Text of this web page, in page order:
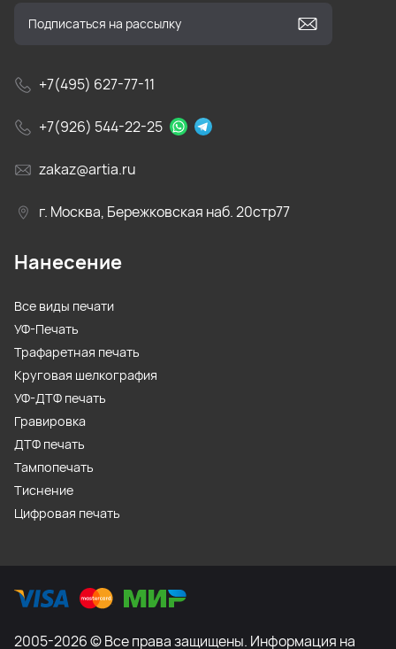
+7(495) 627-77-11
+7(926) 544-22-25
zakaz@artia.ru
г. Москва, Бережковская наб. 20стр77
Нанесение
Все виды печати
УФ-Печать
Трафаретная печать
Круговая шелкография
УФ-ДТФ печать
Гравировка
ДТФ печать
Тампопечать
Тиснение
Цифровая печать
2005-2026 © Все права защищены. Информация на